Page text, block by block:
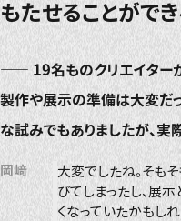
もたせることがで
―― 19名ものクリエイター
製作や展示の準備は大変だ
な試みでもありましたが、実
岡﨑
大変でしたね。そも
びてしまったし、展
くなっていたかもし